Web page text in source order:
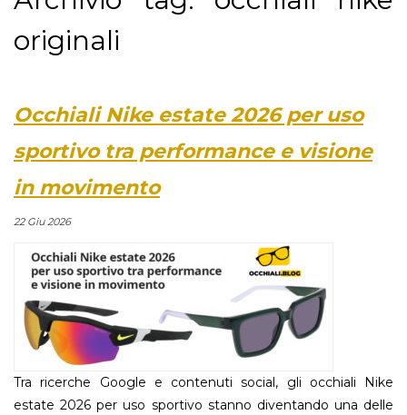
originali
Occhiali Nike estate 2026 per uso
sportivo tra performance e visione
in movimento
22 Giu 2026
Tra ricerche Google e contenuti social, gli occhiali Nike
estate 2026 per uso sportivo stanno diventando una delle